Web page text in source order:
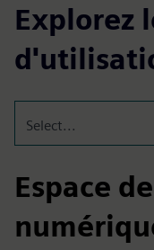
Explorez
Select...
Espace